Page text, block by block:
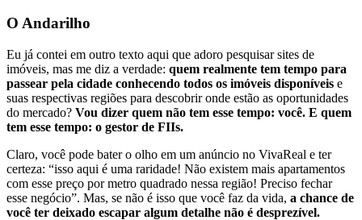
O Andarilho
Eu já contei em outro texto aqui que adoro pesquisar sites de
imóveis, mas me diz a verdade: quem realmente tem tempo para
passear pela cidade conhecendo todos os imóveis disponíveis e
suas respectivas regiões para descobrir onde estão as oportunidades
do mercado? Vou dizer quem não tem esse tempo: você. E quem
tem esse tempo: o gestor de FIIs.
Claro, você pode bater o olho em um anúncio no VivaReal e ter
certeza: “isso aqui é uma raridade! Não existem mais apartamentos
com esse preço por metro quadrado nessa região! Preciso fechar
esse negócio”. Mas, se não é isso que você faz da vida, a chance de
você ter deixado escapar algum detalhe não é desprezível.